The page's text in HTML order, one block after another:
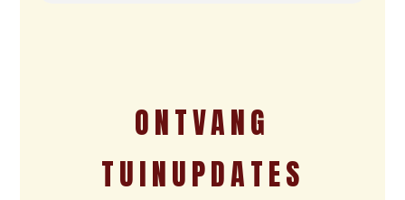
ONTVANG
TUINUPDATES